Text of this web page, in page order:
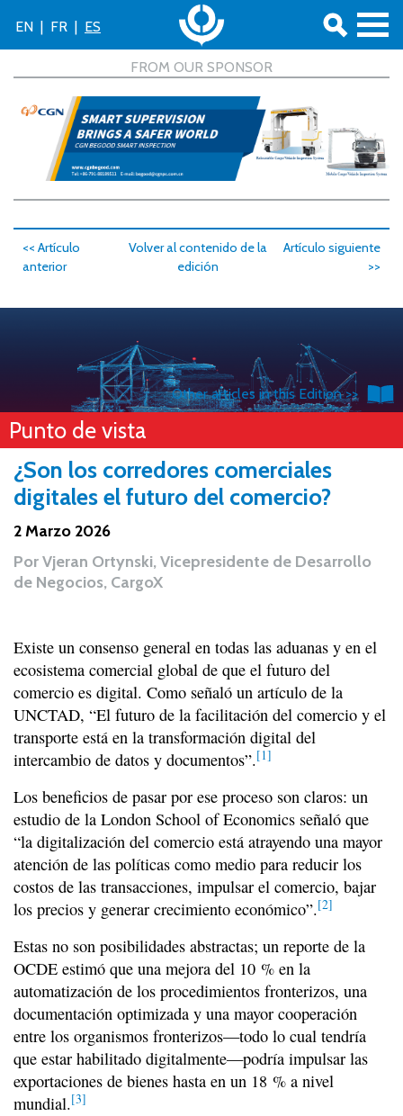
EN | FR | ES
<< Artículo
anterior
Volver al contenido de la
edición
Artículo siguiente
>>
Punto de vista
Other articles in this Edition >>
¿Son los corredores comerciales
digitales el futuro del comercio?
2 Marzo 2026
PorVjeran Ortynski, Vicepresidente de Desarrollo
de Negocios, CargoX
Existe un consenso general en todas las aduanas y en el
ecosistema comercial global de que el futuro del
comercio es digital. Como señaló un artículo de la
UNCTAD, “El futuro de la facilitación del comercio y el
transporte está en la transformación digital del
intercambio de datos y documentos”.[1]
Los beneficios de pasar por ese proceso son claros: un
estudio de la London School of Economics señaló que
“la digitalización del comercio está atrayendo una mayor
atención de las políticas como medio para reducir los
costos de las transacciones, impulsar el comercio, bajar
los precios y generar crecimiento económico”.[2]
Estas no son posibilidades abstractas; un reporte de la
OCDE estimó que una mejora del 10 % en la
automatización de los procedimientos fronterizos, una
documentación optimizada y una mayor cooperación
entre los organismos fronterizos—todo lo cual tendría
que estar habilitado digitalmente—podría impulsar las
exportaciones de bienes hasta en un 18 % a nivel
mundial.[3]